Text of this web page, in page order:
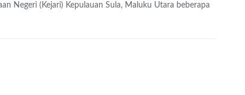
Negeri (Kejari) Kepulauan Sula, Maluku Utara beberapa